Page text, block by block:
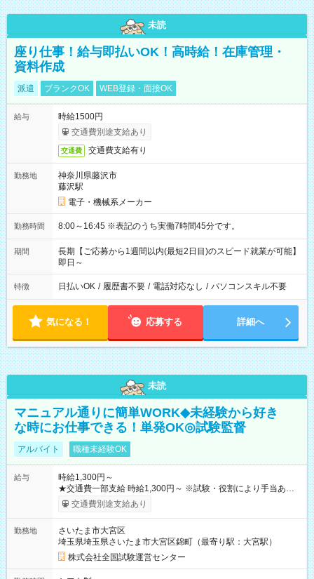
未読
座り仕事！給与即払いOK！高時給！在庫管理・
資料作成
派遣 ブランクOK WEB登録・面接OK
給与
時給1500円
交通費別途支給あり
交通費 交通費支給有り
勤務地
神奈川県藤沢市
藤沢駅
電子・機械系メーカー
勤務時間 8:00～16:45 ※表記のうち実働7時間45分です。
期間
長期【ご応募から1週間以内(最短2日目)のスピード就業が可能】
即日～
特徴 日払いOK / 履歴書不要 / 電話対応なし / パソコンスキル不要
気になる！ 応募する 詳細へ
未読
マニュアル通りに簡単WORK◆未経験から好き
な時にお仕事できる！単発OK◎試験監督
アルバイト 職種未経験OK
給与
時給1,300円～
★交通費一部支給 時給1,300円～ ※試験・役割により手当あり
※勤務回数により昇給あり 【即給（前払い）オプションあ
り！】 希望される場合、勤務から1週間ほどで給与の一部を受け
例】 ・河合塾模擬試験 8:30～17:30（休憩1時間） 時給1,300円
×8時間＝日収10,400円＋交通費 ※当日の役割により時給＋100
円の場合あり ・国家試験 7:00～13:30（休憩なし） 時給1,300
円（役割手当＋100円）×6時間＝日収8,400円＋交通費 【試用期
交通費別途支給あり
勤務地
さいたま市大宮区
埼玉県埼玉県さいたま市大宮区錦町（最寄り駅：大宮駅）
株式会社全国試験運営センター